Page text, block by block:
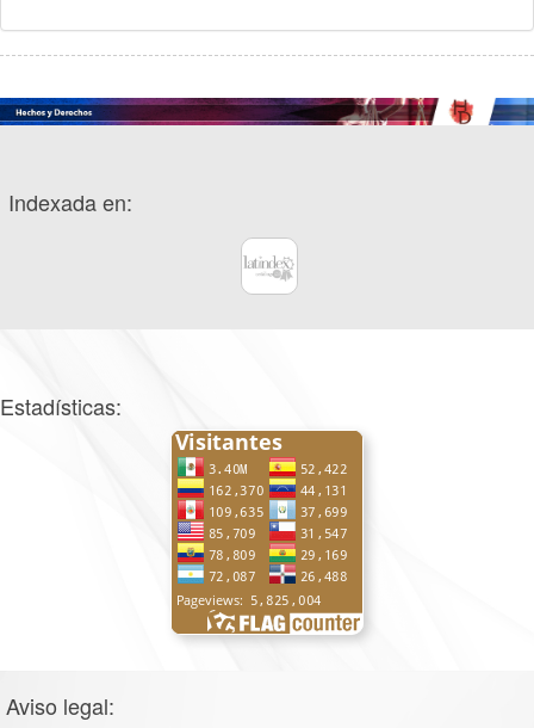
Indexada en:
Estadísticas:
Aviso legal: